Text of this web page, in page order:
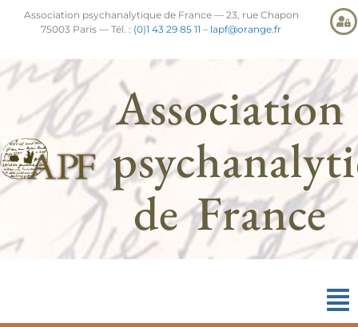
Association psychanalytique de France — 23, rue Chapon
75003 Paris — Tél. : (0)1 43 29 85 11 – lapf@orange.fr
Association
de France